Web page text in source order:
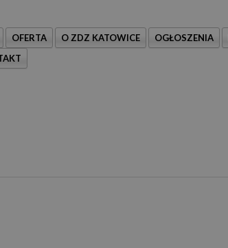
OFERTA O ZDZ KATOWICE OGŁOSZENIA